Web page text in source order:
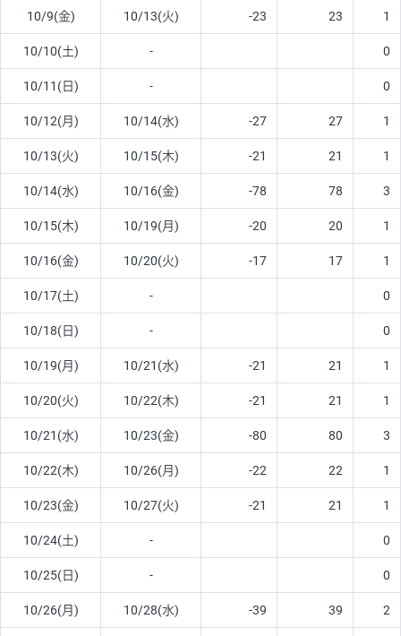
10/9(金) 10/13(火) -23 23 1
10/10(土) - 0
10/11(日) - 0
10/12(月) 10/14(水) -27 27 1
10/13(火) 10/15(木) -21 21 1
10/14(水) 10/16(金) -78 78 3
10/15(木) 10/19(月) -20 20 1
10/16(金) 10/20(火) -17 17 1
10/17(土) - 0
10/18(日) - 0
10/19(月) 10/21(水) -21 21 1
10/20(火) 10/22(木) -21 21 1
10/21(水) 10/23(金) -80 80 3
10/22(木) 10/26(月) -22 22 1
10/23(金) 10/27(火) -21 21 1
10/24(土) - 0
10/25(日) - 0
10/26(月) 10/28(水) -39 39 2